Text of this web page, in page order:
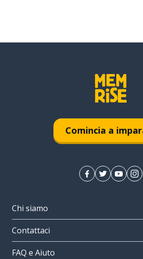
Comincia a
Chi siamo
Contattaci
FAQ e Aiuto